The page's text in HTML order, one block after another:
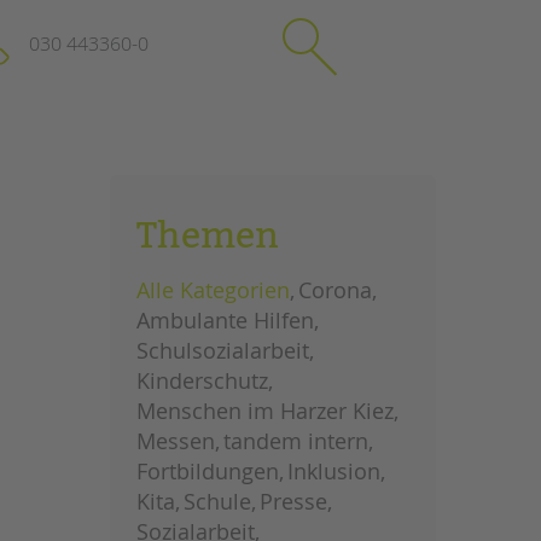
Impressum
Datenschutz
Hinweisgebersystem
Intranet
schließen
030 443360-0
SuchenThemen
Alle Kategorien Corona
Ambulante Hilfen
Schulsozialarbeit
Kinderschutz
Menschen im Harzer Kiez
Messen tandem intern
Fortbildungen Inklusion
Kita Schule Presse
Sozialarbeit